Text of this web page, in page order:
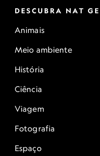
DESCUBRA NAT
Animais
Meio ambiente
História
Ciência
Viagem
Fotografia
Espaço